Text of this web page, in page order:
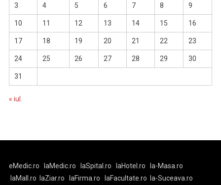
3 4 5 6 7 8 9
10 11 12 13 14 15 16
17 18 19 20 21 22 23
24 25 26 27 28 29 30
31
« iul.
eMedic.ro laMedic.ro laSpital.ro laHotel.ro
la-Masa.ro
laMall.ro
laZiar.ro laFirma.ro laFacultate.ro
la-Suceava.ro